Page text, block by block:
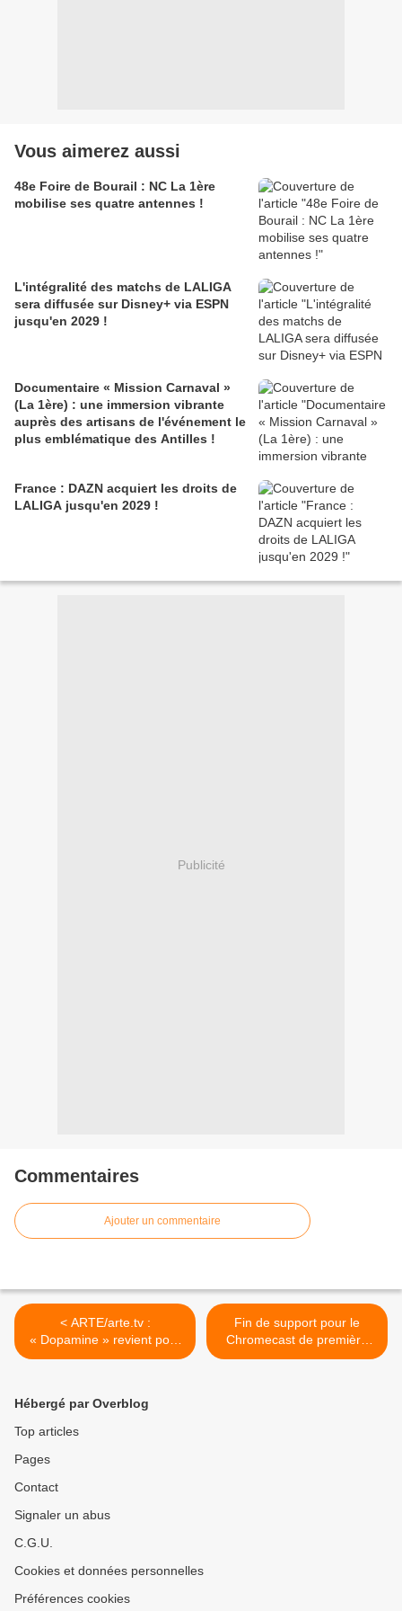
Vous aimerez aussi
48e Foire de Bourail : NC La 1ère
mobilise ses quatre antennes !
L'intégralité des matchs de LALIGA
sera diffusée sur Disney+ via ESPN
jusqu'en 2029 !
Documentaire « Mission Carnaval »
(La 1ère) : une immersion vibrante
auprès des artisans de l'événement le
plus emblématique des Antilles !
France : DAZN acquiert les droits de
LALIGA jusqu'en 2029 !
Publicité
Commentaires
Ajouter un commentaire
< ARTE/arte.tv :
« Dopamine » revient pour
une seconde saison !
Fin de support pour le
Chromecast de première
génération ! >
Hébergé par Overblog
Top articles
Pages
Contact
Signaler un abus
C.G.U.
Cookies et données personnelles
Préférences cookies